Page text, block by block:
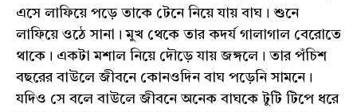
এসে লাফিয়ে পড়ে তাকে টেনে নিয়ে যায় বাঘ। শুনে
লাফিয়ে ওঠে সানা। মুখ থেকে তার কদর্য গালাগাল বেরোতে
থাকে। একটা মশাল নিয়ে দৌড়ে যায় জঙ্গলে। তার পঁচিশ
বছরের বাউলে জীবনে কোনওদিন বাঘ পড়েনি সামনে।
যদিও সে বলে বাউলে জীবনে অনেক বাঘকে টুটি টিপে ধরে